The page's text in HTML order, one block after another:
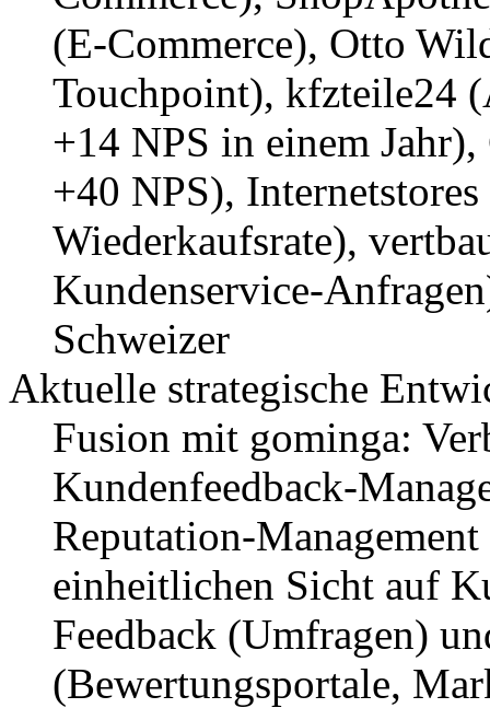
(E-Commerce), Otto
Touchpoint), kfzteile24
+14 NPS in einem
+40 NPS),
Wiederkaufsrate),
Kundenservice-
Schweizer
Aktuelle strategische
Fusion mit gominga:
Kundenfeedback-
Reputation-
einheitlichen Sicht auf
Feedback (Umfragen)
(Bewertungsportale,